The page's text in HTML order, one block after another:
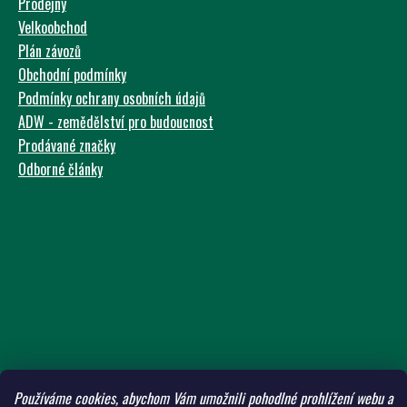
Používáme cookies, abychom Vám umožnili pohodlné prohlížení webu a
Velkoobchod
Plán závozů
Obchodní podmínky
Podmínky ochrany osobních údajů
ADW - zemědělství pro budoucnost
Prodávané značky
Odborné články